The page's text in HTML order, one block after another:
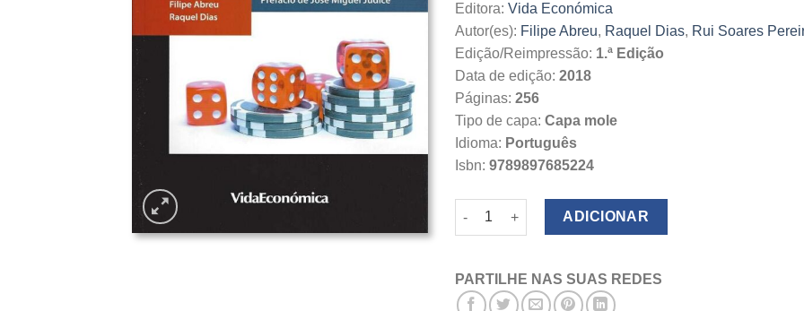
Editora: Vida Económica
Autor(es): Filipe Abreu, Raquel Dias, Rui Soares
Edição/Reimpressão: 1.ª Edição
Data de edição: 2018
Páginas: 256
Tipo de capa: Capa mole
Idioma: Português
Isbn: 9789897685224
Quantidade de Jogos e Apostas Online em Portugal
ADICIONAR
PARTILHE NAS SUAS REDES